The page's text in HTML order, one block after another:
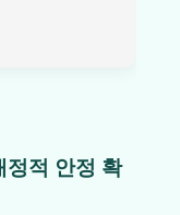
정적 안정 확